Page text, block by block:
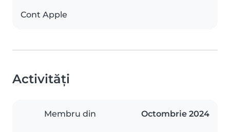
Cont Apple
Activități
Membru din Octombrie 2024